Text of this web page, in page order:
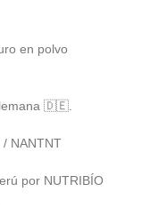
en polvo
🇩🇪.
/ NANTNT
por NUTRIBÍO